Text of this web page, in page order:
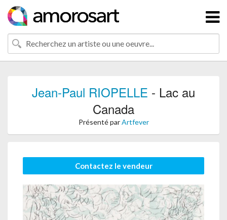
Jean-Paul RIOPELLE - Lac au
Canada
Présenté parArtfever
Contactez le vendeur